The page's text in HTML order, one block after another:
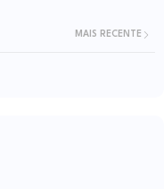
MAIS RECENTE